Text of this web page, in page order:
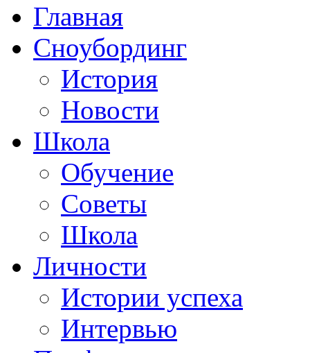
Главная
Сноубординг
История
Новости
Школа
Обучение
Советы
Школа
Личности
Истории успеха
Интервью